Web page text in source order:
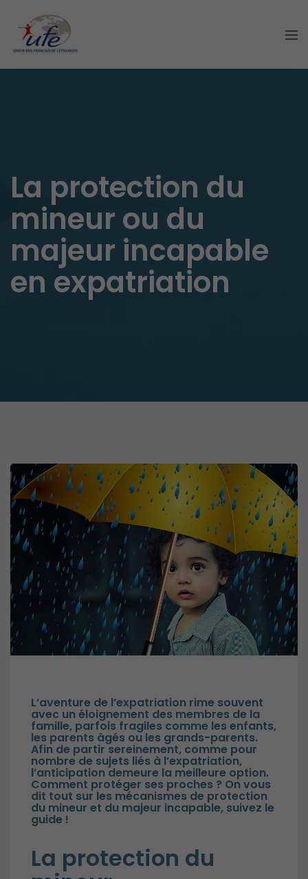
La protection du
mineur ou du
majeur incapable
en expatriation
L’aventure de l’expatriation rime souvent
avec un éloignement des membres de la
famille, parfois fragiles comme les enfants,
les parents âgés ou les grands-parents.
Afin de partir sereinement, comme pour
nombre de sujets liés à l’expatriation,
l’anticipation demeure la meilleure option.
Comment protéger ses proches ? On vous
dit tout sur les mécanismes de protection
du mineur et du majeur incapable, suivez le
guide !
La protection du